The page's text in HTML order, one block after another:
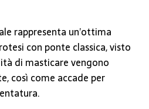
rappresenta un’ottima
con ponte classica, visto
di masticare vengono
così come accade per